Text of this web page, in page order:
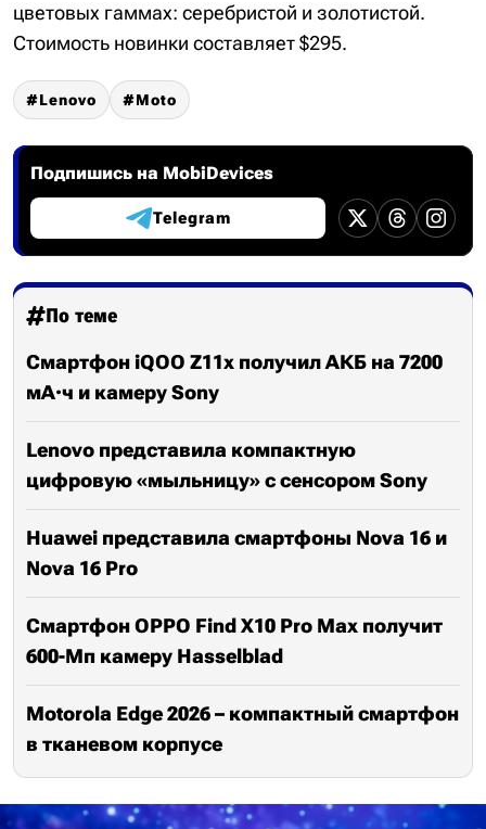
цветовых гаммах: серебристой и золотистой.
Стоимость новинки составляет $295.
Lenovo Moto
Подпишись на MobiDevices
Telegram
По теме
Смартфон iQOO Z11x получил АКБ на 7200
мА·ч и камеру Sony
Lenovo представила компактную
цифровую «мыльницу» с сенсором Sony
Huawei представила смартфоны Nova 16 и
Nova 16 Pro
Смартфон OPPO Find X10 Pro Max получит
600-Мп камеру Hasselblad
Motorola Edge 2026 – компактный смартфон
в тканевом корпусе